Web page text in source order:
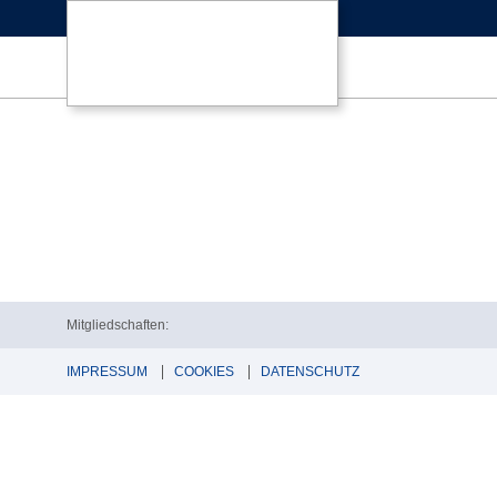
Mitgliedschaften:
IMPRESSUM COOKIES DATENSCHUTZ